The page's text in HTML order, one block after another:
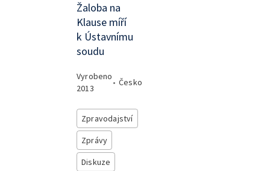
Žaloba na
Klause míří
k Ústavnímu
soudu
Vyrobeno
2013
• Česko
Zpravodajství
Zprávy
Diskuze